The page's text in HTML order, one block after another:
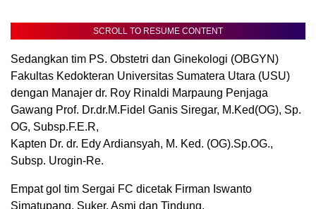
SCROLL TO RESUME CONTENT
Sedangkan tim PS. Obstetri dan Ginekologi (OBGYN)
Fakultas Kedokteran Universitas Sumatera Utara (USU)
dengan Manajer dr. Roy Rinaldi Marpaung Penjaga
Gawang Prof. Dr.dr.M.Fidel Ganis Siregar, M.Ked(OG), Sp.
OG, Subsp.F.E.R,
Kapten Dr. dr. Edy Ardiansyah, M. Ked. (OG).Sp.OG.,
Subsp. Urogin-Re.
Empat gol tim Sergai FC dicetak Firman Iswanto
Simatupang, Suker, Asmi dan Tindung.